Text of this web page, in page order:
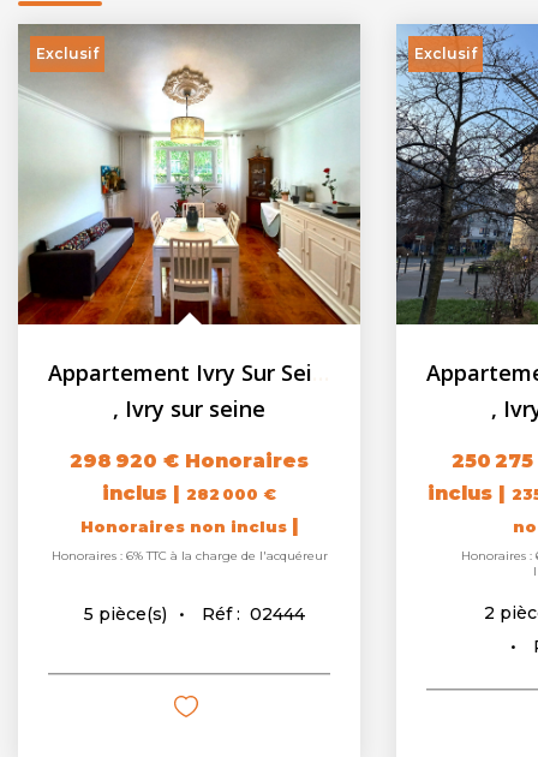
Exclusif
, Ivry sur seine
298 920 € Honoraires
inclus | 282 000 €
Honoraires non inclus |
Honoraires : 6% TTC à la charge de l'acquéreur
5 pièce(s) Réf : 02444
Exclusif
,
250
inclus |
Honoraires :
2